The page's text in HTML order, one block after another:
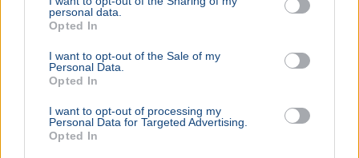
personal data.
Opted In
I want to opt-out of the Sale of my
Personal Data.
Opted In
I want to opt-out of processing my
Personal Data for Targeted Advertising.
Opted In